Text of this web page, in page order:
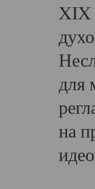
XIX
для
на